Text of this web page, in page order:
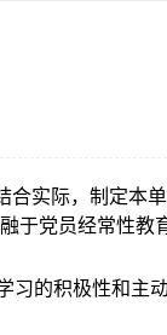
合实际，制定本
于党员经常性教
习的积极性和主